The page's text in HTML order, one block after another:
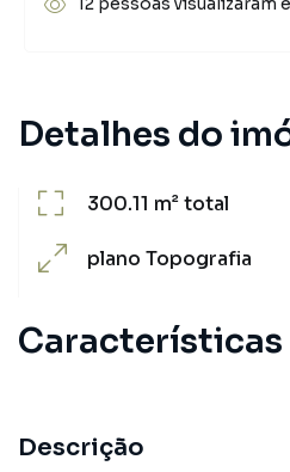
Detalhes do
300.11 m²total
plano Topografia
Descrição